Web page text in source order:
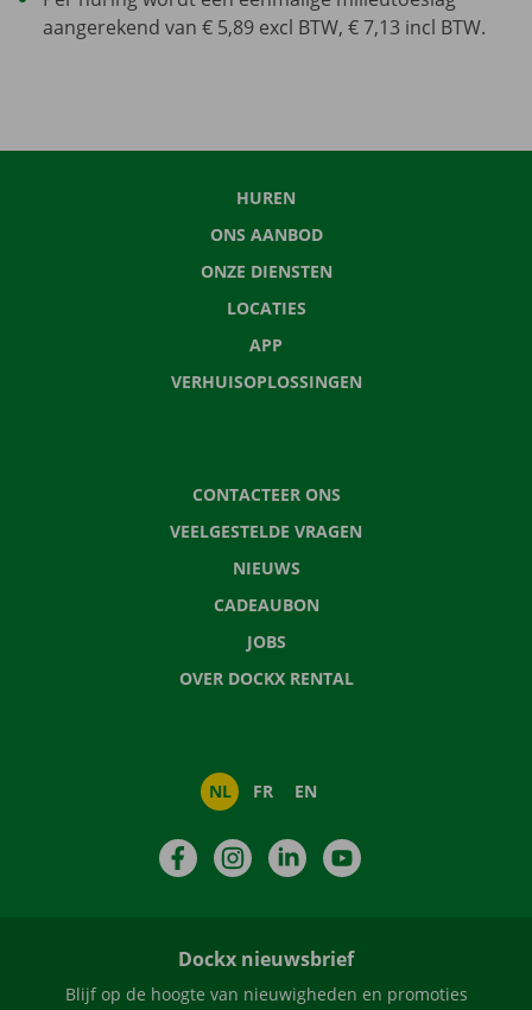
aangerekend van € 5,89 excl BTW, € 7,13 incl BTW.
HUREN
ONS AANBOD
ONZE DIENSTEN
LOCATIES
APP
VERHUISOPLOSSINGEN
CONTACTEER ONS
VEELGESTELDE VRAGEN
NIEUWS
CADEAUBON
JOBS
OVER DOCKX RENTAL
NL FR EN
FacebookInstagramLinkedIn
Dockx nieuwsbrief
Blijf op de hoogte van nieuwigheden en promoties